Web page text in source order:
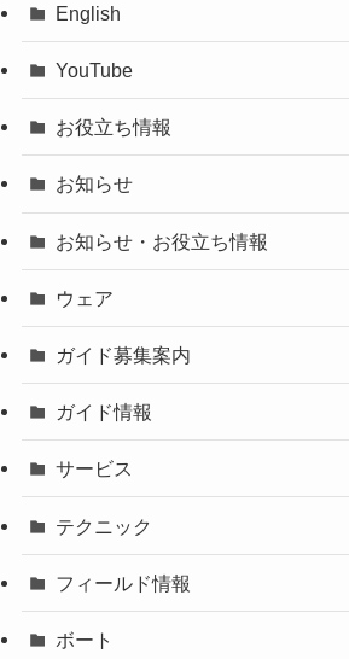
English
YouTube
お役立ち情報
お知らせ
お知らせ・お役立ち情報
ウェア
ガイド募集案内
ガイド情報
サービス
テクニック
フィールド情報
ボート